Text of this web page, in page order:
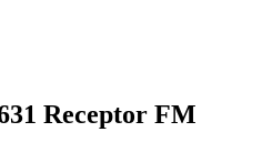
Receptor FM